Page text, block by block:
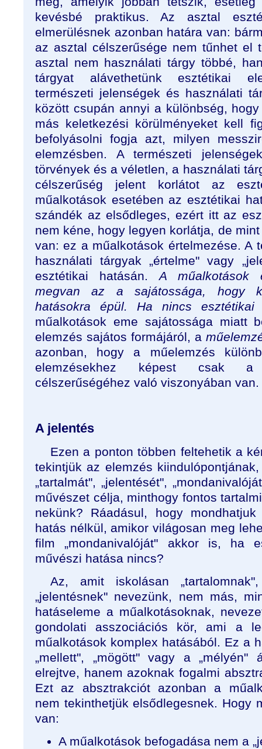
kevésbé praktikus. Az asztal
elmerülésnek azonban határa van:
az asztal célszerűsége nem tűnhet el
asztal nem használati tárgy többé,
tárgyat alávethetünk esztétikai
természeti jelenségek és használati
között csupán annyi a különbség,
más keletkezési körülményeket kell
befolyásolni fogja azt, milyen
elemzésben. A természeti
törvények és a véletlen, a használati
célszerűség jelent korlátot az
műalkotások esetében az esztétikai
szándék az elsődleges, ezért itt az
nem kéne, hogy legyen korlátja, de
van: ez a műalkotások értelmezése. A
használati tárgyak „értelme" vagy
esztétikai hatásán.A műalkotások
megvan az a sajátossága, hogy
hatásokra épül. Ha nincs esztétikai
műalkotások eme sajátossága miatt
elemzés sajátos formájáról, a
azonban, hogy a műelemzés
elemzésekhez képest csak a
célszerűségéhez való viszonyában van.
A jelentés
Ezen a ponton többen feltehetik a
tekintjük az elemzés
„tartalmát", „jelentését",
művészet célja, minthogy fontos
nekünk? Ráadásul, hogy
hatás nélkül, amikor világosan meg
film „mondanivalóját" akkor is, ha
művészi hatása nincs?
Az, amit iskolásan
„jelentésnek" nevezünk, nem más,
hatáseleme a műalkotásoknak,
gondolati asszociációs kör, ami a
műalkotások komplex hatásából. Ez a
„mellett", „mögött" vagy a „mélyén"
elrejtve, hanem azoknak fogalmi
Ezt az absztrakciót azonban a
nem tekinthetjük elsődlegesnek. Hogy
van:
A műalkotások befogadása nem a